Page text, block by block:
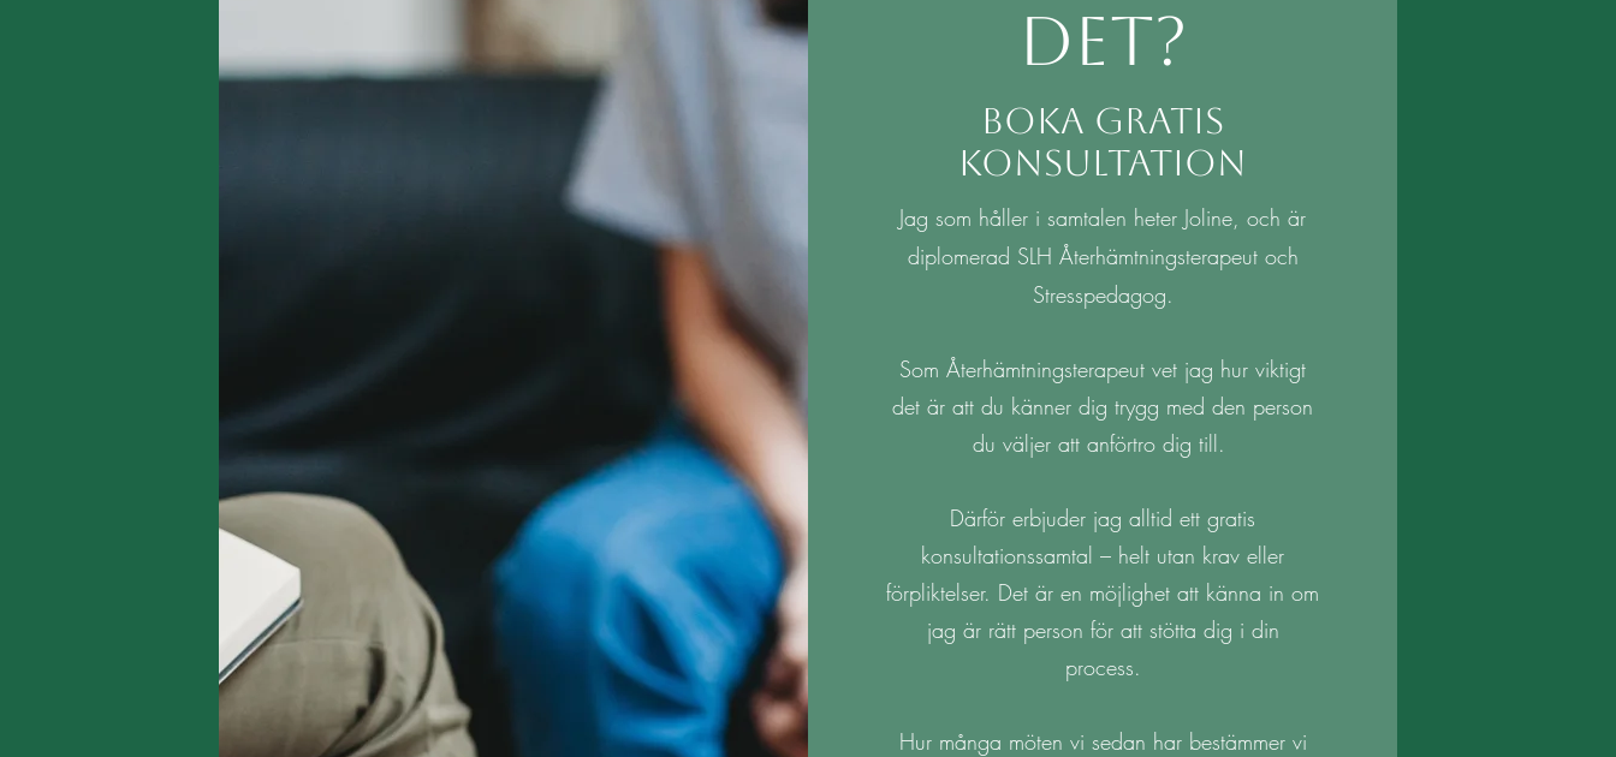
det?
Boka gratis
konsultation
Jag som håller i samtalen heter Joline, och är
diplomerad SLH Återhämtningsterapeut och
Stresspedagog.
Som Återhämtningsterapeut vet jag hur viktigt
det är att du känner dig trygg med den person
du väljer att anförtro dig till.
Därför erbjuder jag alltid ett gratis
konsultationssamtal – helt utan krav eller
förpliktelser. Det är en möjlighet att känna in om
jag är rätt person för att stötta dig i din
process.
Hur många möten vi sedan har bestämmer vi